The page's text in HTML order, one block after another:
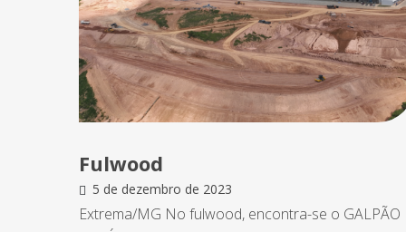
Fulwood
5 de dezembro de 2023
Extrema/MG No fulwood, encontra-se o GALPÃO